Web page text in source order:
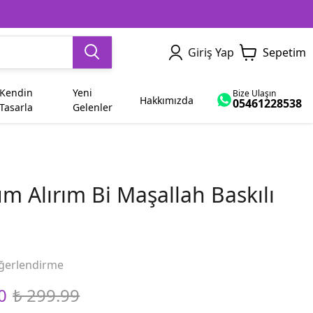
Giriş Yap Sepetim
Abla Bayram
Kendin
Tasarla
Yeni
Gelenler
Hakkımızda Bize Ulaşın
05461228538
Alırım Bi Maşallah Baskılı
₺ 299.99